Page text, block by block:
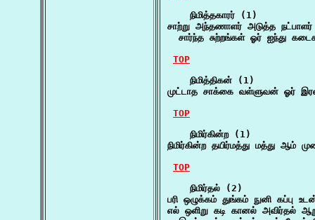
    நிமித்தகாரர் (1)
சாற்று அந்தணாளர் அடுத்த நட்பாளர்
சார்ந்த சுற்றங்கள் ஓர் ஐந்து
TOP
    நிமித்திகன் (1)
முட்டாத சாக்கை வள்ளுவன் ஓர்
TOP
    நிமிர்கின்ற (1)
நிமிர்கின்ற தயிர்மத்து மத்து ஆம்
TOP
    நிமிர்தல் (2)
பரி ஒழுக்கம் துங்கம் நுனி கப்பு
எல் ஒளிறு கடி கானல் அவிர்தல்